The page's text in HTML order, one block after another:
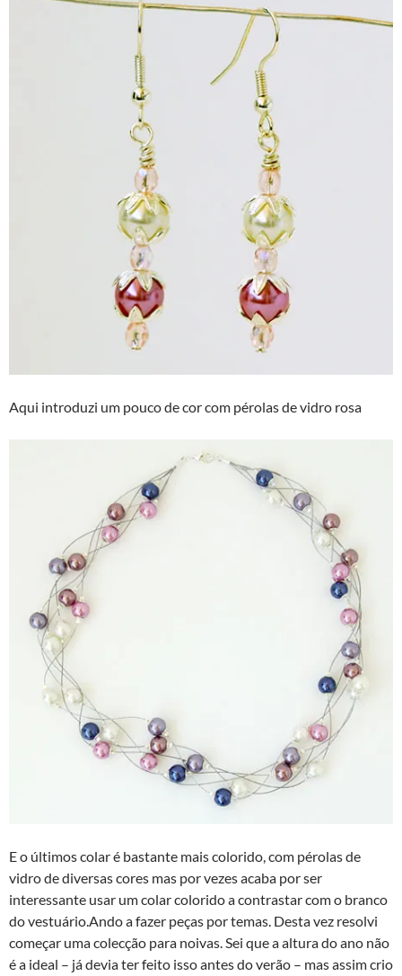
Aqui introduzi um pouco de cor com pérolas de vidro rosa
E o últimos colar é bastante mais colorido, com pérolas de
vidro de diversas cores mas por vezes acaba por ser
interessante usar um colar colorido a contrastar com o branco
do vestuário.Ando a fazer peças por temas. Desta vez resolvi
começar uma colecção para noivas. Sei que a altura do ano não
é a ideal – já devia ter feito isso antes do verão – mas assim crio